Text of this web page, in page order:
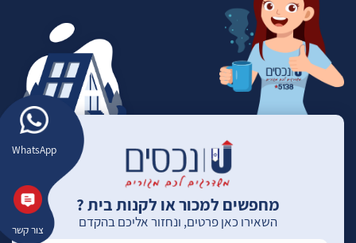
WhatsApp
צור קשר
מחפשים למכור או לקנות בית ?
השאירו כאן פרטים, ונחזור אליכם בהקדם